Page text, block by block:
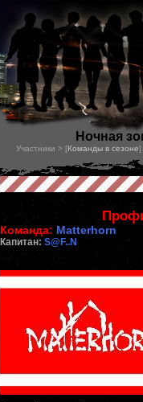
Ночная
Участники > [Команды в сезоне]
Команда: Matterhorn
Капитан: S@F..N